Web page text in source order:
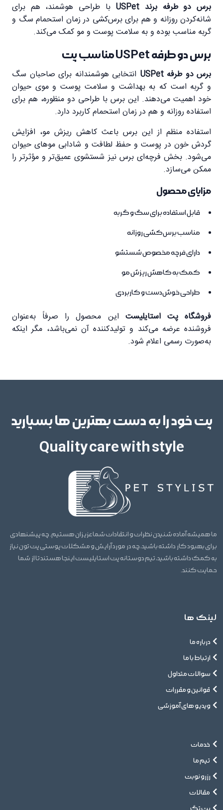
برس دو طرفه برند USPet
با طراحی هوشمند، هم برای
شانه‌کردن روزانه و هم برای برس‌کشی در زمان استحمام سگ و
گربه مناسب بوده و به سلامت پوست و مو کمک می‌کند.
برس دو طرفه USPet مناسب پت
برس دو طرفه USPet
انتخابی هوشمندانه برای صاحبان سگ
و گربه است که به بهداشت و سلامت پوست و موی حیوان
خود اهمیت می‌دهند. این برس با طراحی دو منظوره، هم برای
استفاده روزانه و هم در زمان استحمام کاربرد دارد.
استفاده منظم از این برس باعث کاهش ریزش مو، افزایش
گردش خون در پوست و حفظ لطافت و شادابی موهای حیوان
می‌شود. بخش فرچه‌ای برس نیز شستشوی عمیق‌تر و مؤثرتر را
ممکن می‌سازد.
مزایای محصول
قابل استفاده برای سگ و گربه
مناسب برس‌کشی روزانه
دارای فرچه مخصوص شستشو
کمک به کاهش ریزش مو
طراحی خوش‌دست و کاربردی
فروشگاه پت استایلیست این محصول را صرفاً به‌عنوان
فروشنده عرضه می‌کند و تولیدکننده آن نمی‌باشد، مگر اینکه
به‌صورت رسمی اعلام شود.
پت خود را به دست بهترین ها بسپارید
Quality care with style
ما همیشه آماده شنیدن نظرات و انتقادات شما عزیزان هستیم. چه پیشنهادی
برای بهبود کار داشته باشید، چه در مورد آرایش و مشکلات پوستی پت تون نیاز
به کمک داشته باشید، تیم دوستانه پت استایلیست اینجا هستند تا از شما
حمایت کنند.
لینک ها
درباره ما
ارتباط با ما
سوالات متداول
قوانین و مقررات
ویدیو های آموزشی
خدمات
تیم ما
رزرو نوبت
مقالات